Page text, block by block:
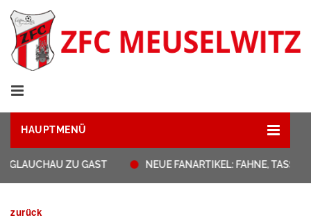
HAUPTMENÜ
ZU GAST NEUE FANARTIKEL: FAHNE,
zurück